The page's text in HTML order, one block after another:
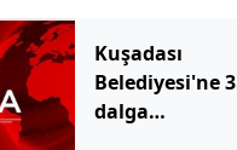
Kuşadası
Belediyesi'ne
dalga